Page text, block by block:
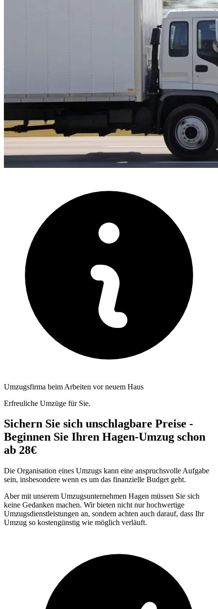
Umzugsfirma beim Arbeiten vor neuem Haus
Erfreuliche Umzüge für Sie.
Sichern Sie sich unschlagbare Preise -
Beginnen Sie Ihren Hagen-Umzug schon
ab 28€
Die Organisation eines Umzugs kann eine anspruchsvolle Aufgabe
sein, insbesondere wenn es um das finanzielle Budget geht.
Aber mit unserem Umzugsunternehmen Hagen müssen Sie sich
keine Gedanken machen. Wir bieten nicht nur hochwertige
Umzugsdienstleistungen an, sondern achten auch darauf, dass Ihr
Umzug so kostengünstig wie möglich verläuft.